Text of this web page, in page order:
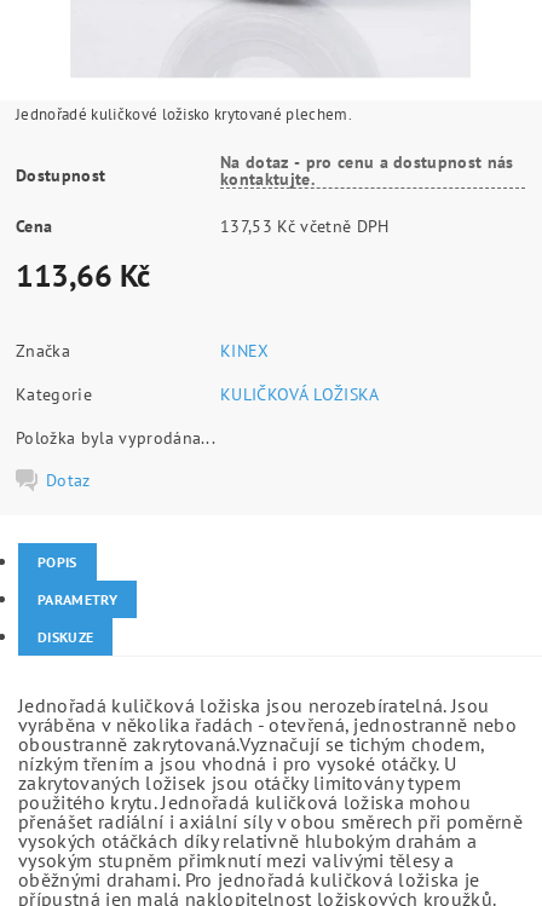
Jednořadé kuličkové ložisko krytované plechem.
Dostupnost
Na dotaz - pro cenu a dostupnost nás
kontaktujte.
Cena 137,53 Kč včetně DPH
113,66 Kč
Značka
KINEX
Kategorie
KULIČKOVÁ LOŽISKA
Položka byla vyprodána...
Dotaz
POPIS
PARAMETRY
DISKUZE
Jednořadá kuličková ložiska jsou nerozebíratelná. Jsou
vyráběna v několika řadách - otevřená, jednostranně nebo
oboustranně zakrytovaná.Vyznačují se tichým chodem,
nízkým třením a jsou vhodná i pro vysoké otáčky. U
zakrytovaných ložisek jsou otáčky limitovány typem
použitého krytu. Jednořadá kuličková ložiska mohou
přenášet radiální i axiální síly v obou směrech při poměrně
vysokých otáčkách díky relativně hlubokým drahám a
vysokým stupněm přimknutí mezi valivými tělesy a
oběžnými drahami. Pro jednořadá kuličková ložiska je
přípustná jen malá naklopitelnost ložiskových kroužků.